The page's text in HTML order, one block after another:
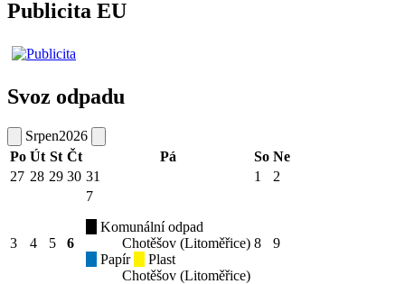
Publicita EU
Svoz odpadu
Srpen2026
Po Út St Čt Pá So Ne
27 28 29 30 31 1 2
3 4 5 6
7
Komunální odpad
Chotěšov (Litoměřice)
Papír
Plast
Chotěšov (Litoměřice)
8 9